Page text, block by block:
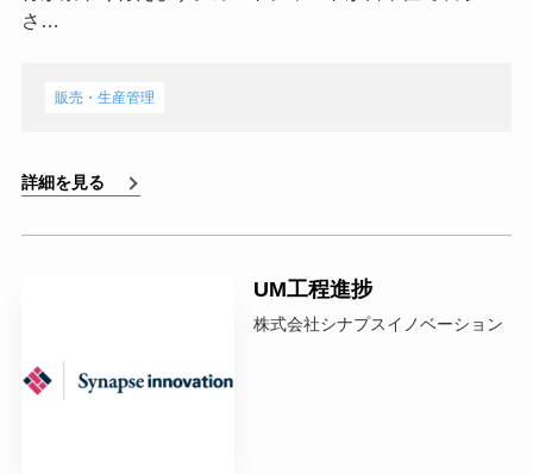
さ…
販売・生産管理
詳細を見る
UM工程進捗
株式会社シナプスイノベーション